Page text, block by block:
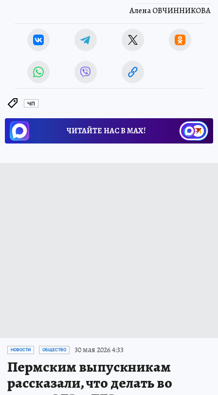
Алена ОВЧИННИКОВА
ЧП
ЧИТАЙТЕ НАС В МАХ!
НОВОСТИ ОБЩЕСТВО 30 мая 2026 4:33
Пермским выпускникам
рассказали, что делать во